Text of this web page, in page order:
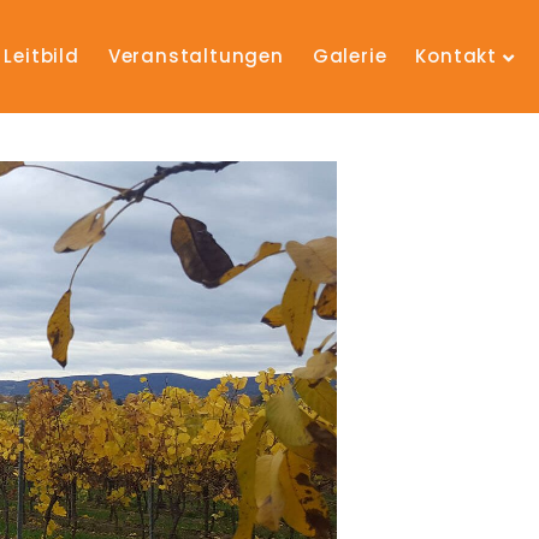
Leitbild Veranstaltungen Galerie Kontakt